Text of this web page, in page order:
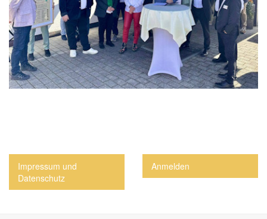
Impressum und
Datenschutz
Anmelden